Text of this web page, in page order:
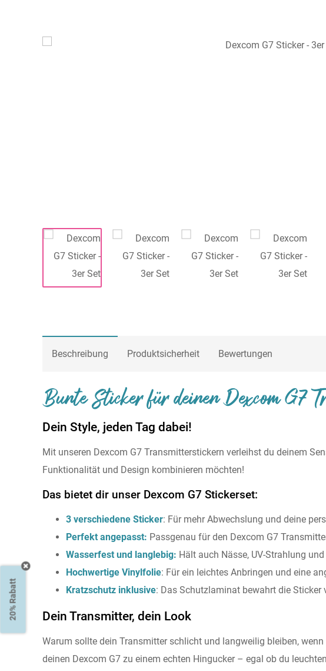
Beschreibung Produktsicherheit Bewertungen
Bunte Sticker für deinen Dexcom G7
Dein Style, jeden Tag dabei!
Mit unseren Dexcom G7 Transmitterstickern verleihst du deinem
Funktionalität und Design kombinieren möchten!
Das bietet dir unser Dexcom G7 Stickerset:
3 verschiedene Sticker: Für mehr Abwechslung und deine
Perfekt angepasst: Passgenau für den Dexcom G7
Wasserfest und langlebig: Hält auch Nässe, UV-Strahlung
Hochwertige Vinylfolie: Für ein leichtes Anbringen und eine
Kratzschutz inklusive: Das Schutzlaminat bewahrt die Sticker
Dein Transmitter, dein Look
Warum sollte dein Transmitter schlicht und langweilig bleiben,
deinen Dexcom G7 zu einem echten Hingucker – egal ob du
20% Rabatt